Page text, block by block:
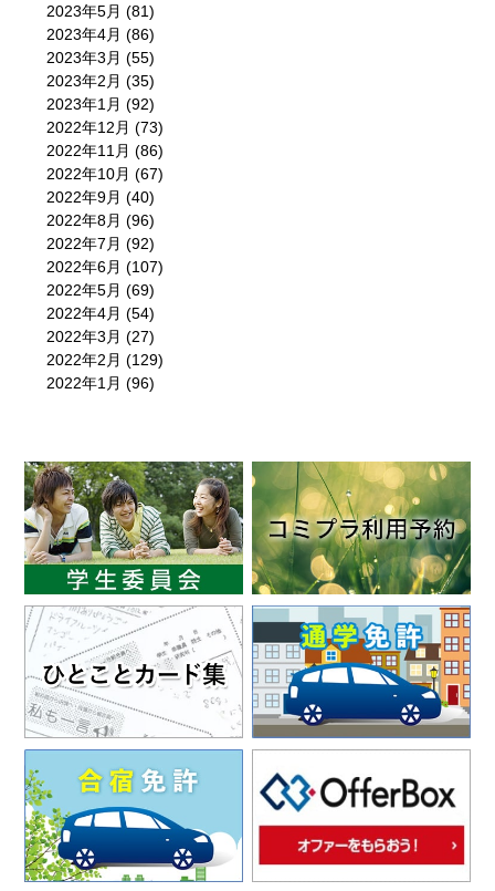
2023年5月 (81)
2023年4月 (86)
2023年3月 (55)
2023年2月 (35)
2023年1月 (92)
2022年12月 (73)
2022年11月 (86)
2022年10月 (67)
2022年9月 (40)
2022年8月 (96)
2022年7月 (92)
2022年6月 (107)
2022年5月 (69)
2022年4月 (54)
2022年3月 (27)
2022年2月 (129)
2022年1月 (96)